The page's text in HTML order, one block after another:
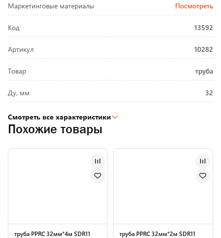
Маркетинговые материалы Посмотреть
Код 13592
Артикул 10282
Товар труба
Ду, мм 32
Смотреть все характеристики
Похожие товары
труба PPRC 32мм*4м SDR11
труба PPRC 32мм*2м SDR11